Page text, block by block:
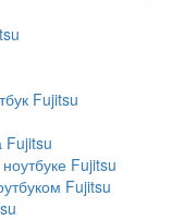
Fujitsu
Fujitsu
Fujitsu
Fujitsu